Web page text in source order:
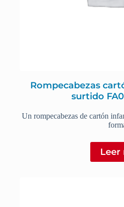
Rompecabezas
surtido
Un rompecabezas de cartón
Leer